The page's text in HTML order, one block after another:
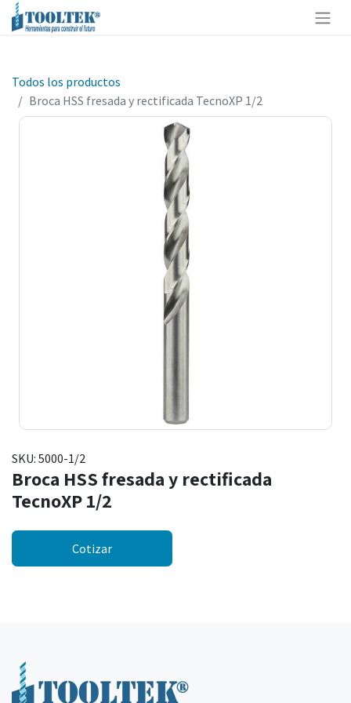
Todos los productos
Broca HSS fresada y rectificada TecnoXP 1/2
SKU: 5000-1/2
Broca HSS fresada y rectificada
TecnoXP 1/2
Cotizar